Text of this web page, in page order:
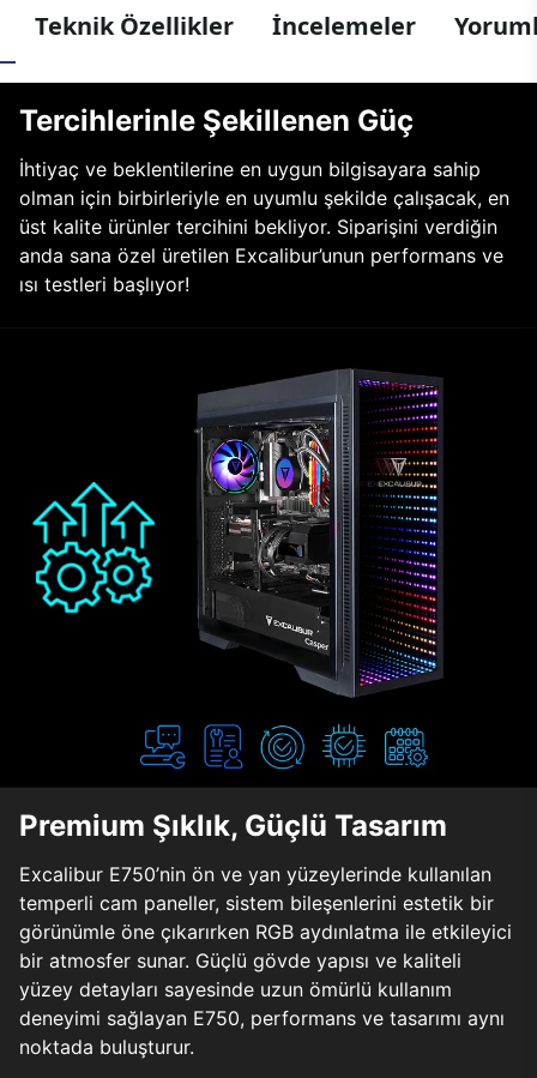
Teknik Özellikler İncelemeler
Tercihlerinle Şekillenen Güç
İhtiyaç ve beklentilerine en uygun bilgisayara sahip
olman için birbirleriyle en uyumlu şekilde çalışacak, en
üst kalite ürünler tercihini bekliyor. Siparişini verdiğin
anda sana özel üretilen Excalibur’unun performans ve
ısı testleri başlıyor!
Premium Şıklık, Güçlü Tasarım
Excalibur E750’nin ön ve yan yüzeylerinde kullanılan
temperli cam paneller, sistem bileşenlerini estetik bir
görünümle öne çıkarırken RGB aydınlatma ile etkileyici
bir atmosfer sunar. Güçlü gövde yapısı ve kaliteli
yüzey detayları sayesinde uzun ömürlü kullanım
deneyimi sağlayan E750, performans ve tasarımı aynı
noktada buluşturur.